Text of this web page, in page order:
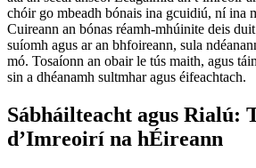
chóir go mbeadh bónais ina gcuidiú, ní ina
Cuireann an bónas réamh-mhúinite deis
suíomh agus ar an bhfoireann, sula
mó. Tosaíonn an obair le tús maith, agus
sin a dhéanamh sultmhar agus éifeachtach.
Sábháilteacht agus Rialú:
d’Imreoirí na hÉireann